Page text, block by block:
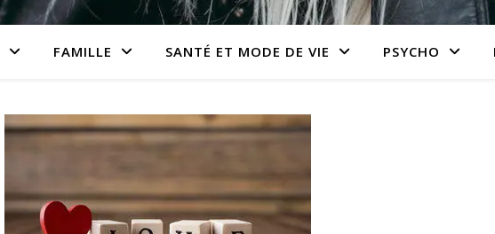
FAMILLE SANTÉ ET MODE DE VIE PSYCHO